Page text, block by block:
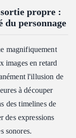
propre :
du personnage
magnifiquement
images en retard
l'illusion de
à découper
des timelines de
des expressions
sonores.